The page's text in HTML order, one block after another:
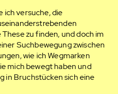
ich versuche, die
zu finden, und doch im
Suchbewegung zwischen
wie ich Wegmarken
mich bewegt haben und
in Bruchstücken sich eine